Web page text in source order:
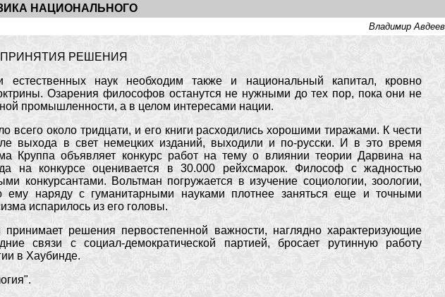
НАЦИОНАЛЬНОГО
Владимир Авдеев
РЕШЕНИЯ
наук необходим также и национальный капитал, кровно
Озарения философов останутся не нужными до тех пор, пока они не
промышленности, а в целом интересами нации.
около тридцати, и его книги расходились хорошими тиражами. К чести
выхода в свет немецких изданий, выходили и по-русски. И в это время
Круппа объявляет конкурс работ на тему о влиянии теории Дарвина на
на конкурсе оценивается в 30.000 рейхсмарок. Философ с жадностью
конкурсантами. Вольтман погружается в изучение социологии, зоологии,
ему наряду с гуманитарными науками плотнее заняться еще и точными
испарилось из его головы.
решения первостепенной важности, наглядно характеризующие
связи с социал-демократической партией, бросает рутинную работу
в Хаубинде.